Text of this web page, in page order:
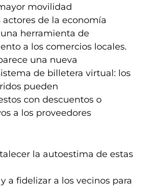
movilidad
de la economía
herramienta de
a los comercios locales.
una nueva
de billetera virtual: los
pueden
con descuentos o
a los proveedores
la autoestima de estas
a fidelizar a los vecinos para